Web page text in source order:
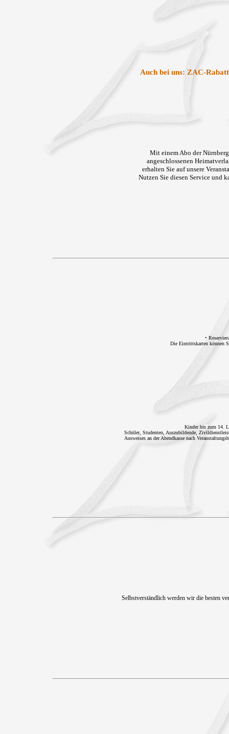
Auch bei uns: ZAC-
Mit einem Abo der
angeschlossenen
erhalten Sie auf unsere
Nutzen Sie diesen Service und
•
Die Eintrittskarten können
Kinder bis zum 14.
Schüler, Studenten, Auszubildende,
Ausweises an der Abendkasse nach
Selbstverständlich werden wir die besten